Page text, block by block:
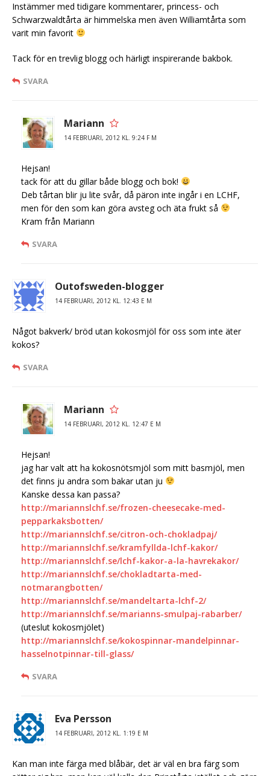
Instämmer med tidigare kommentarer, princess- och
Schwarzwaldtårta är himmelska men även Williamtårta som
varit min favorit
Tack för en trevlig blogg och härligt inspirerande bakbok.
SVARA
Mariann
14 FEBRUARI, 2012 KL. 9:24 F M
Hejsan!
tack för att du gillar både blogg och bok!
Deb tårtan blir ju lite svår, då päron inte ingår i en LCHF,
men för den som kan göra avsteg och äta frukt så
Kram från Mariann
SVARA
Outofsweden-blogger
14 FEBRUARI, 2012 KL. 12:43 E M
Något bakverk/ bröd utan kokosmjöl för oss som inte äter
kokos?
SVARA
Mariann
14 FEBRUARI, 2012 KL. 12:47 E M
Hejsan!
jag har valt att ha kokosnötsmjöl som mitt basmjöl, men
det finns ju andra som bakar utan ju
Kanske dessa kan passa?
http://mariannslchf.se/frozen-cheesecake-med-
pepparkaksbotten/
http://mariannslchf.se/citron-och-chokladpaj/
http://mariannslchf.se/kramfyllda-lchf-kakor/
http://mariannslchf.se/lchf-kakor-a-la-havrekakor/
http://mariannslchf.se/chokladtarta-med-
notmarangbotten/
http://mariannslchf.se/mandeltarta-lchf-2/
http://mariannslchf.se/marianns-smulpaj-rabarber/
(uteslut kokosmjölet)
http://mariannslchf.se/kokospinnar-mandelpinnar-
hasselnotpinnar-till-glass/
SVARA
Eva Persson
14 FEBRUARI, 2012 KL. 1:19 E M
Kan man inte färga med blåbär, det är väl en bra färg som